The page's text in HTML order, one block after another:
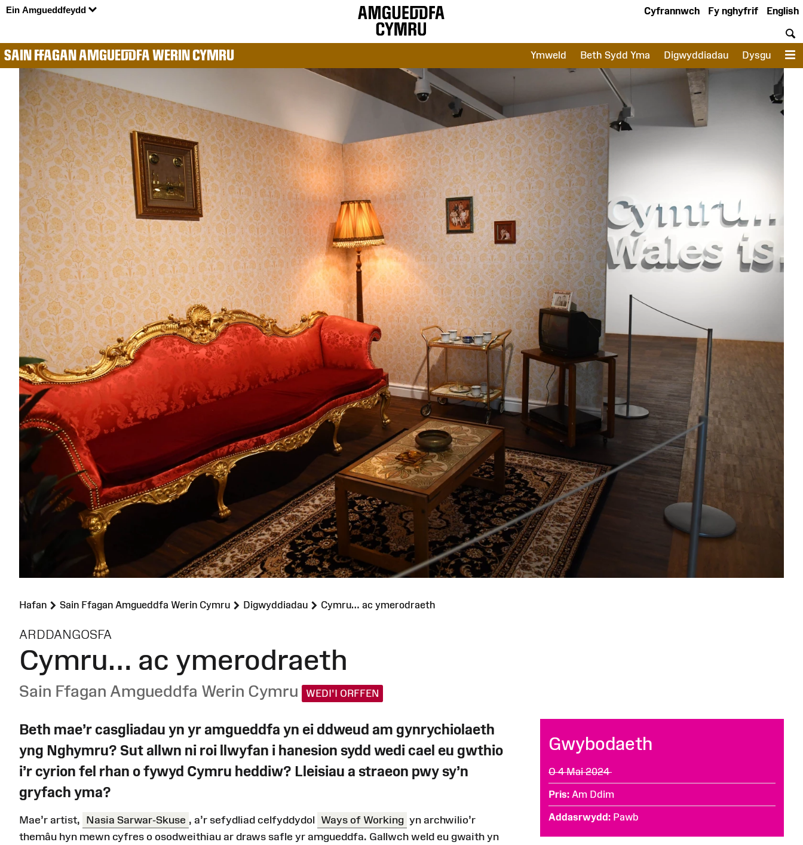
Ein Amgueddfeydd English
Fy nghyfrif
Cyfrannwch
SAIN FFAGAN AMGUEDDFA WERIN CYMRU Ymweld Beth Sydd Yma Digwyddiadau Dysgu
Hafan Sain Ffagan Amgueddfa Werin Cymru Digwyddiadau Cymru… ac ymerodraeth
ARDDANGOSFA
Cymru… ac ymerodraeth
Sain Ffagan Amgueddfa Werin Cymru WEDI'I ORFFEN
Gwybodaeth
O 4 Mai 2024
Pris Am Ddim
Addasrwydd Pawb
Beth mae’r casgliadau yn yr amgueddfa yn ei ddweud am gynrychiolaeth
yng Nghymru? Sut allwn ni roi llwyfan i hanesion sydd wedi cael eu gwthio
i’r cyrion fel rhan o fywyd Cymru heddiw? Lleisiau a straeon pwy sy’n
gryfach yma?
Mae’r artist, Nasia Sarwar-Skuse , a’r sefydliad celfyddydol Ways of Working yn archwilio’r
themâu hyn mewn cyfres o osodweithiau ar draws safle yr amgueddfa. Gallwch weld eu gwaith yn